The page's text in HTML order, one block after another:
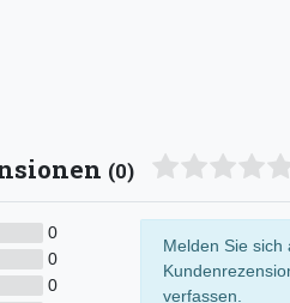
(0)
0
0
0
Melden Sie sich
verfassen.